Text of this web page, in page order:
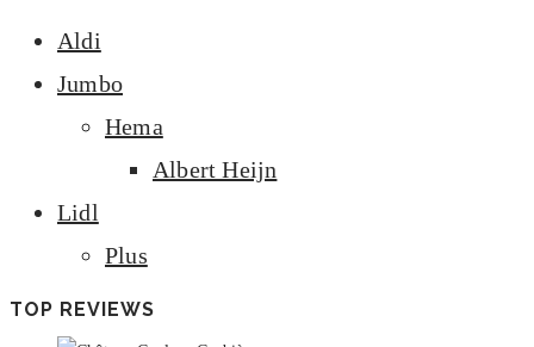
Aldi
Jumbo
Hema
Albert Heijn
Lidl
Plus
TOP REVIEWS